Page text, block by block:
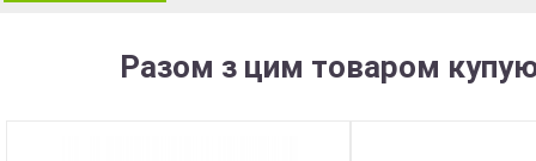
Разом з цим товаром